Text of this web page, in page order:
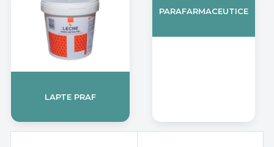
LAPTE PRAF
PARAFARMACEUTICE